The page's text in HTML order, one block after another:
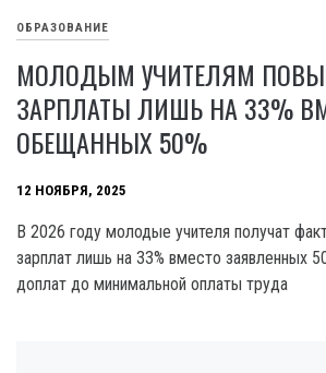
ОБРАЗОВАНИЕ
МОЛОДЫМ УЧИТЕЛЯМ
ЗАРПЛАТЫ ЛИШЬ НА 33%
ОБЕЩАННЫХ 50%
12 НОЯБРЯ, 2025
В 2026 году молодые учителя получат
зарплат лишь на 33% вместо заявленных
доплат до минимальной оплаты труда